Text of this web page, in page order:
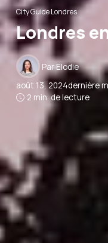
City Guide Londres
Londres
ParElodie
août 13, 2024dernière
2 min. de lecture